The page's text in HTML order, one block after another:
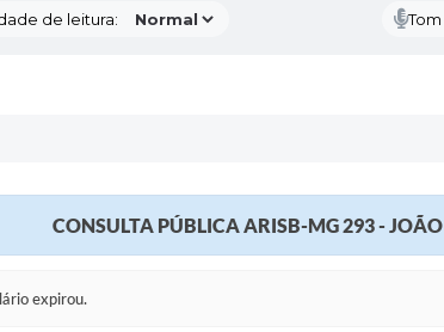
de leitura:
CONSULTA PÚBLICA ARISB-MG 293 -
expirou.